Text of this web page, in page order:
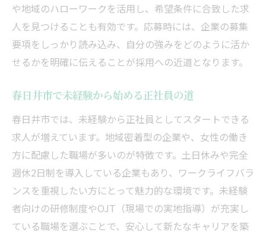
春日井市でキャリアを築く女性へのアドバ
イス
や地域のハローワークを活用し、希望条件に合致した求
人を見つけることも有効です。応募時には、企業の募集
要項をしっかり読み込み、自分の強みをどのように活か
せるかを明確に伝えることが採用への近道となります。
春日井市で未経験から始める正社員の道
春日井市では、未経験から正社員としてスタートできる
求人が増えています。地域密着型の企業や、女性の働き
方に配慮した職場が多いのが特徴です。土日休みや完全
週休2日制を導入している企業もあり、ワークライフバラ
ンスを重視したい方にとって魅力的な環境です。未経験
者向けの研修制度やOJT（現場での実地指導）が充実し
ている職場を選ぶことで、安心して新たなキャリアを築